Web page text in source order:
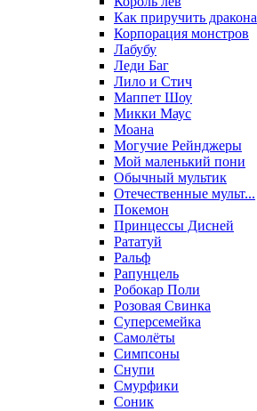
Как приручить дракона
Корпорация монстров
Лабубу
Леди Баг
Лило и Стич
Маппет Шоу
Микки Маус
Моана
Могучие Рейнджеры
Мой маленький пони
Обычный мультик
Отечественные мульт...
Покемон
Принцессы Дисней
Рататуй
Ральф
Рапунцель
Робокар Поли
Розовая Свинка
Суперсемейка
Самолёты
Симпсоны
Снупи
Смурфики
Соник